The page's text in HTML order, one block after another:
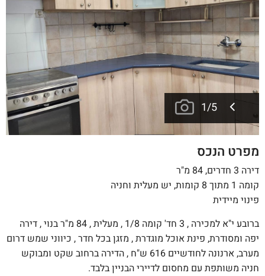
1/5
מפרט הנכס
דירה 3 חדרים, 84 מ"ר
קומה 1 מתוך 8 קומות, יש מעלית וחניה
פינוי מיידית
ברובע י"א למכירה , 3 חד' קומה 1/8 , מעלית , 84 מ"ר בנוי , דירה
יפה ומסודרת, פינת אוכל מוגדרת , מזגן בכל חדר , כיווני שמש דרום
מערב, ארנונה לחודשיים 616 ש"ח , הדירה ברחוב שקט ומבוקש
חניה משותפת עם מחסום לדיירי הבניין בלבד.